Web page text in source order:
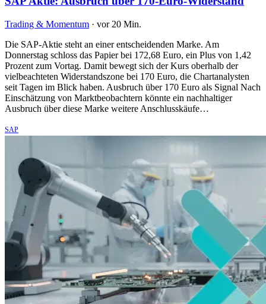
Trading & Momentum · vor 20 Min.
Die SAP-Aktie steht an einer entscheidenden Marke. Am
Donnerstag schloss das Papier bei 172,68 Euro, ein Plus von 1,42
Prozent zum Vortag. Damit bewegt sich der Kurs oberhalb der
vielbeachteten Widerstandszone bei 170 Euro, die Chartanalysten
seit Tagen im Blick haben. Ausbruch über 170 Euro als Signal Nach
Einschätzung von Marktbeobachtern könnte ein nachhaltiger
Ausbruch über diese Marke weitere Anschlusskäufe…
SAP